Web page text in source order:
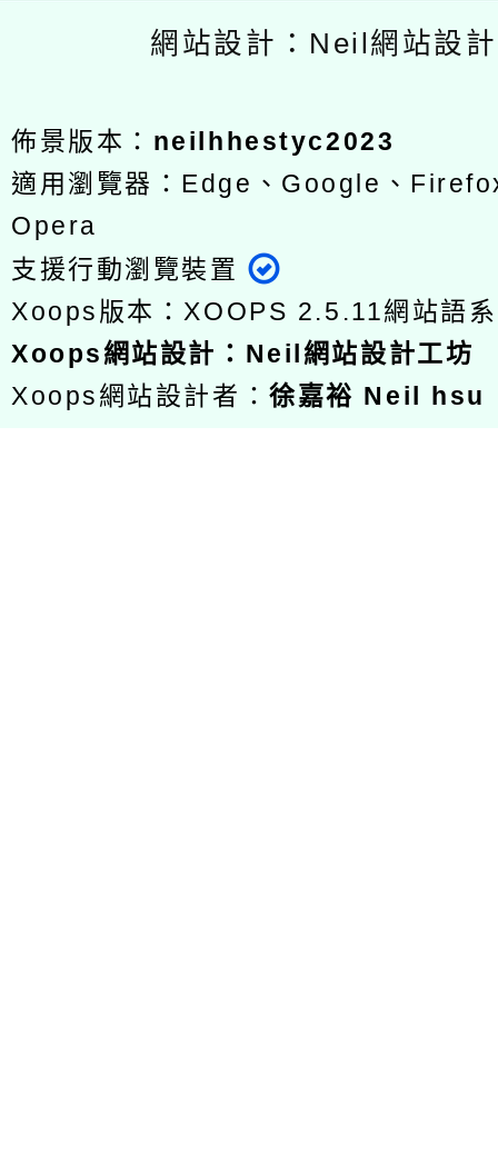
網站設計：Neil網站設
佈景版本： neilhhestyc2023
適用瀏覽器：Edge、Google、
Opera
支援行動瀏覽裝置
Xoops版本：XOOPS 2.5.11網站語
Xoops網站設計 ： Neil網站設計工坊
Xoops網站設計者：徐嘉裕 Neil hsu